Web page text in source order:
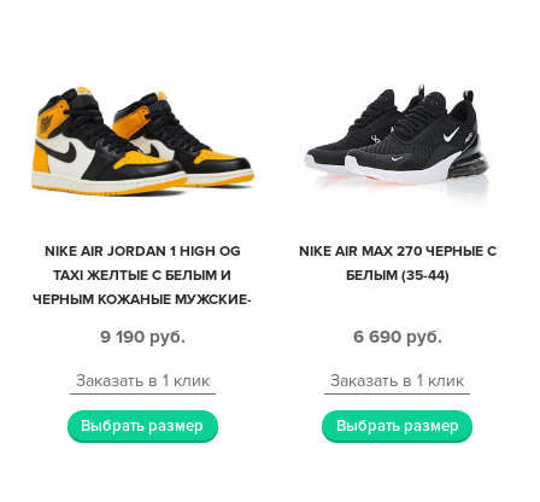
NIKE AIR JORDAN 1 HIGH OG
TAXI ЖЕЛТЫЕ С БЕЛЫМ И
ЧЕРНЫМ КОЖАНЫЕ МУЖСКИЕ-
9 190 руб.
Заказать в 1 клик
Выбрать размер
NIKE AIR MAX 270 ЧЕРНЫЕ С
БЕЛЫМ (35-44)
6 690 руб.
Заказать в 1 клик
Выбрать размер